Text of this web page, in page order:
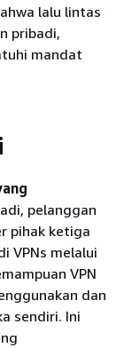
lalu lintas
pribadi,
mandat
pelanggan
pihak ketiga
VPNs melalui
VPN
dan
sendiri. Ini